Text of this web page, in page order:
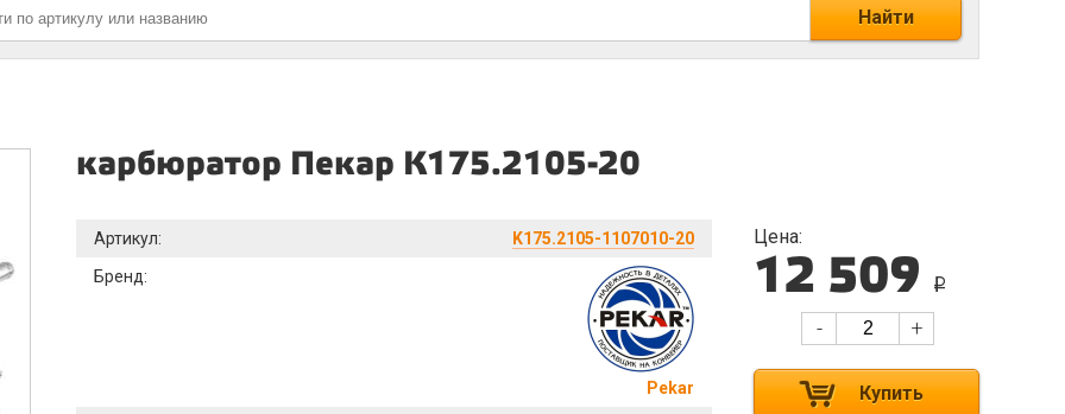
Найти
карбюратор Пекар К175.2105-20
Артикул:
K175.2105-1107010-20
Бренд:
Pekar
Цена:
12 509 i
- +
Купить